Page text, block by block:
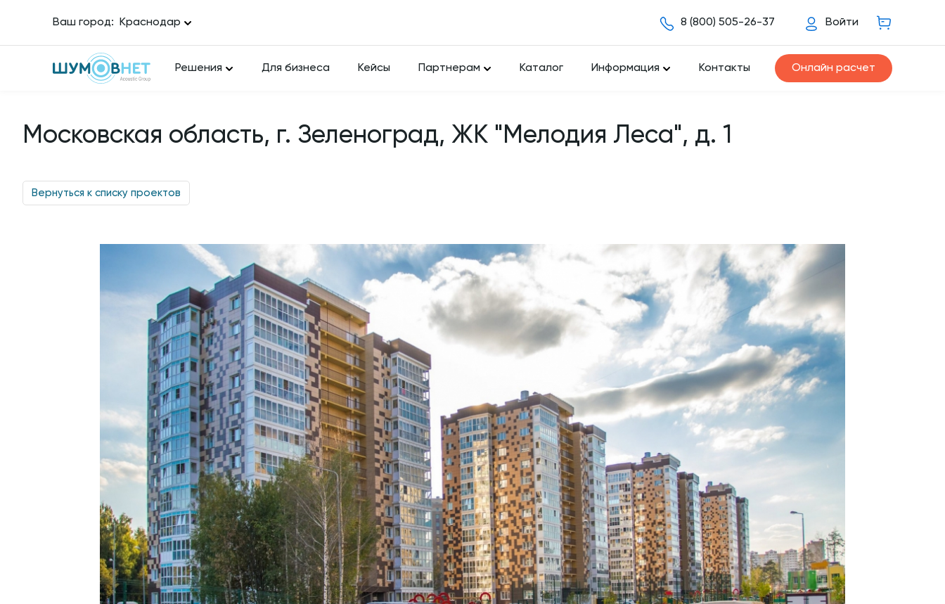
Ваш город: Краснодар 8 (800) 505-26-37 Войти
Решения Для бизнеса Кейсы Партнерам Каталог Информация Контакты Онлайн расчет
Московская область, г. Зеленоград, ЖК "Мелодия Леса", д. 1
Вернуться к списку проектов